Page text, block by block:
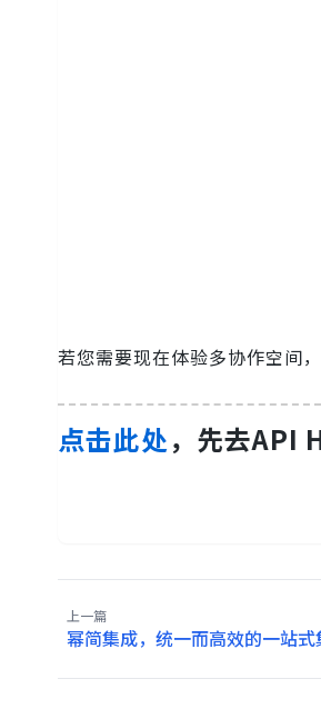
若您需要现在体验多协作空间
点击此处，先去API
上一篇
幂简集成，统一而高效的一站式